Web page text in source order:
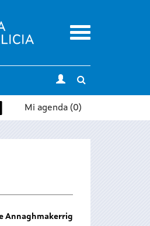
Menu
search
Mi agenda (0)
Annaghmakerrig